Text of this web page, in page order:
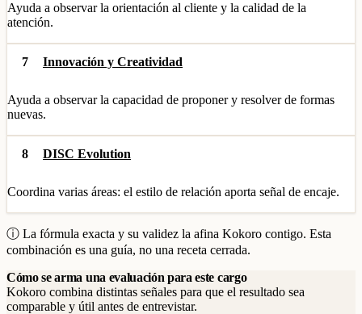
Ayuda a observar la orientación al cliente y la calidad de la
atención.
7 Innovación y Creatividad
Ayuda a observar la capacidad de proponer y resolver de formas
nuevas.
8 DISC Evolution
Coordina varias áreas: el estilo de relación aporta señal de encaje.
ⓘ La fórmula exacta y su validez la afina Kokoro contigo. Esta
combinación es una guía, no una receta cerrada.
Cómo se arma una evaluación para este cargo
Kokoro combina distintas señales para que el resultado sea
comparable y útil antes de entrevistar.